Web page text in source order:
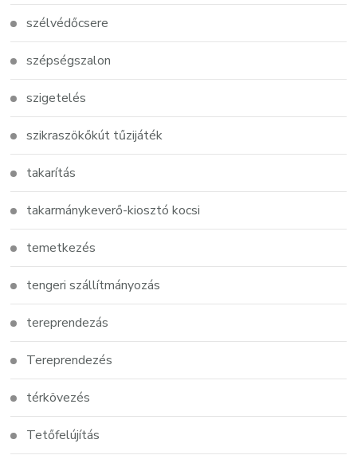
szélvédőcsere
szépségszalon
szigetelés
szikraszökőkút tűzijáték
takarítás
takarmánykeverő-kiosztó kocsi
temetkezés
tengeri szállítmányozás
tereprendezás
Tereprendezés
térkövezés
Tetőfelújítás